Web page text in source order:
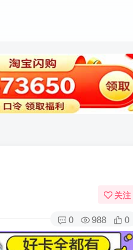
关注
0 988 0